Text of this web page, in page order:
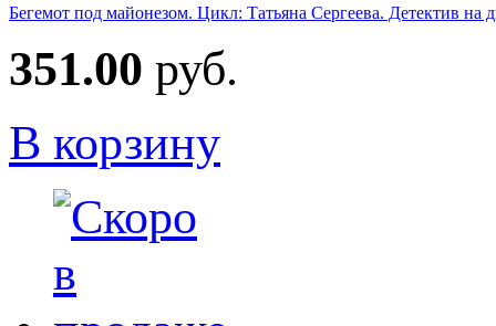
Бегемот под майонезом. Цикл: Татьяна Сергеева. Детектив
351.00 руб.
В корзину